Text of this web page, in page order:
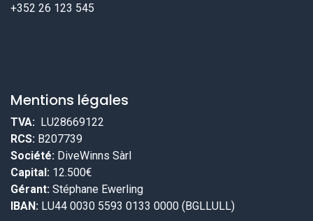
+352 26 123 545
Mentions légales
TVA: LU28669122
RCS: B207739
Société: DiveWinns Sàrl
Capital: 12.500€
Gérant: Stéphane Ewerling
IBAN: LU44 0030 5593 0133 0000 (BGLLULL)